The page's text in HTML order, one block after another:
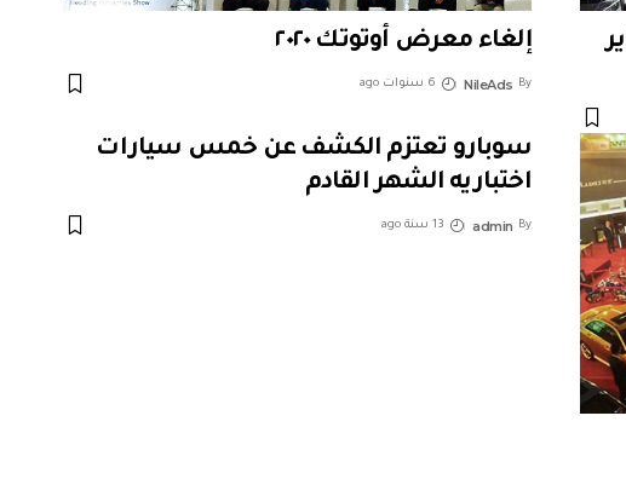
إلغاء معرض أوتوتك ٢٠٢٠
By
NileAds 6 سنوات ago
سوبارو تعتزم الكشف عن خمس سيارات
اختباريه الشهر القادم
By
admin 13 سنة ago